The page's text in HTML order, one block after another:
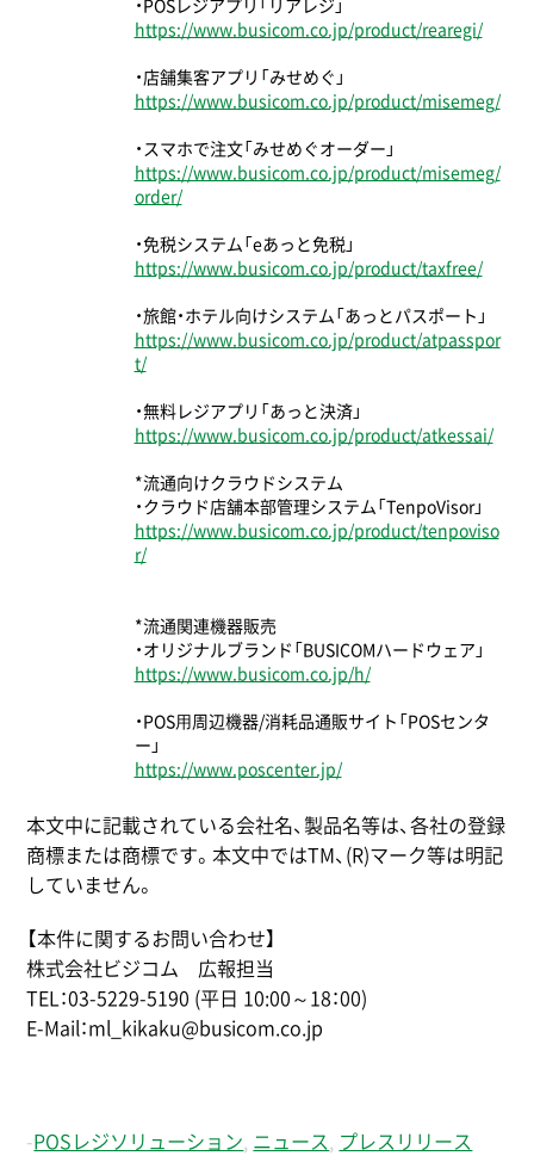
・POSレジアプリ「リアレジ」
https://www.busicom.co.jp/product/rearegi/
・店舗集客アプリ「みせめぐ」
https://www.busicom.co.jp/product/misemeg/
・スマホで注文「みせめぐオーダー」
https://www.busicom.co.jp/product/misemeg/
order/
・免税システム「eあっと免税」
https://www.busicom.co.jp/product/taxfree/
・旅館・ホテル向けシステム「あっとパスポート」
https://www.busicom.co.jp/product/atpasspor
t/
・無料レジアプリ「あっと決済」
https://www.busicom.co.jp/product/atkessai/
*流通向けクラウドシステム
・クラウド店舗本部管理システム「TenpoVisor」
https://www.busicom.co.jp/product/tenpoviso
r/
*流通関連機器販売
・オリジナルブランド「BUSICOMハードウェア」
https://www.busicom.co.jp/h/
・POS⽤周辺機器/消耗品通販サイト「POSセンタ
ー」
https://www.poscenter.jp/
本文中に記載されている会社名、製品名等は、各社の登録
商標または商標です。本文中ではTM、(R)マーク等は明記
していません。
【本件に関するお問い合わせ】
株式会社ビジコム 広報担当
TEL：03-5229-5190 (平日 10:00～18：00)
E-Mail：ml_kikaku@busicom.co.jp
- POSレジソリューション ニュース プレスリリース